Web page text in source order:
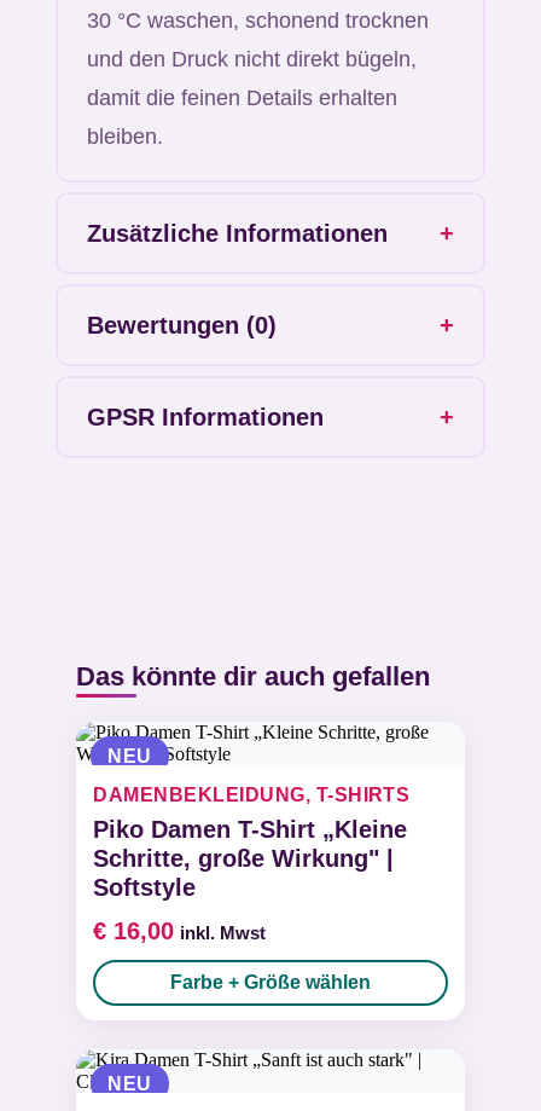
30 °C waschen, schonend trocknen
und den Druck nicht direkt bügeln,
damit die feinen Details erhalten
bleiben.
Zusätzliche Informationen +
Bewertungen (0) +
Deine E-Mail-Adresse wird nicht
veröffentlicht.
Erforderliche Felder
sind mit*markiert
Deine Bewertung*
Deine Rezension
GPSR Informationen +
Artikelnummer:PK-UN-KSGW-
0003
Das könnte dir auch gefallen
NEU
DAMENBEKLEIDUNG, T-SHIRTS
Piko Damen T-Shirt „Kleine
Schritte, große Wirkung" |
Softstyle
€ 16,00 inkl. Mwst
Farbe + Größe wählen
NEU